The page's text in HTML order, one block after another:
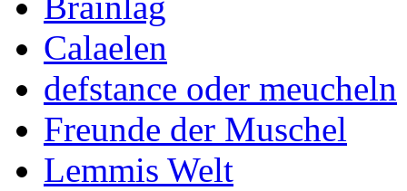
Calaelen
defstance oder meucheln
Freunde der Muschel
Lemmis Welt